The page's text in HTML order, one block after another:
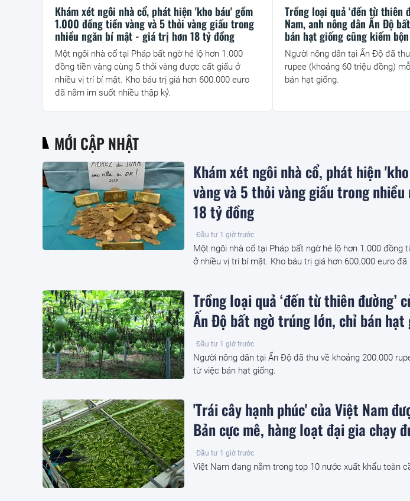
Khám xét ngôi nhà cổ, phát hiện 'kho báu' gồm
1.000 đồng tiền vàng và 5 thỏi vàng giấu trong
nhiều ngăn bí mật - giá trị hơn 18 tỷ đồng
Một ngôi nhà cổ tại Pháp bất ngờ hé lộ hơn 1.000
đồng tiền vàng cùng 5 thỏi vàng được cất giấu ở
nhiều vị trí bí mật. Kho báu trị giá hơn 600.000 euro
đã nằm im suốt nhiều thập kỷ.
Trồng loại quả ‘đến từ thiên
Nam, anh nông dân Ấn Độ
bán hạt giống cũng kiếm
Người nông dân tại Ấn Độ đã
rupee (khoảng 60 triệu đồng)
bán hạt giống.
MỚI CẬP NHẬT
Khám xét ngôi nhà cổ, phát hiện
vàng và 5 thỏi vàng giấu trong
18 tỷ đồng
Đầu tư 1 giờ trước
Một ngôi nhà cổ tại Pháp bất ngờ hé lộ hơn 1.000 đồng
ở nhiều vị trí bí mật. Kho báu trị giá hơn 600.000 euro
Trồng loại quả ‘đến từ thiên đường’
Ấn Độ bất ngờ trúng lớn, chỉ bán
Đầu tư 1 giờ trước
Người nông dân tại Ấn Độ đã thu về khoảng 200.000
từ việc bán hạt giống.
'Trái cây hạnh phúc' của Việt Nam
Bản cực mê, hàng loạt đại gia chạy
Đầu tư 1 giờ trước
Việt Nam đang nằm trong top 10 nước xuất khẩu toàn